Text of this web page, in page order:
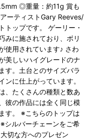
◎重量：約11g 賞も
ーティストGary Reeves/
トップです。 ゲーリー・
みに施されており、ボリ
使用されています♪ さわ
美しいハイグレードのナ
す。土台とのサイズバラ
ンに仕上がっています。
、たくさんの種類と数あ
彼の作品には全く同じ模
す。 ※こちらのトップは
シルバーチェーンをご希
切な方へのプレゼン